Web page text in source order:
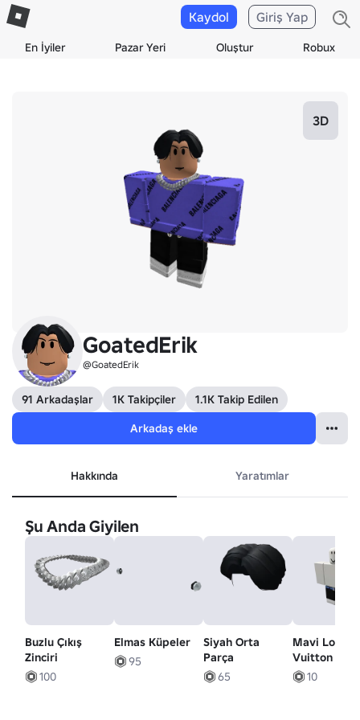
En İyiler Pazar Yeri Oluştur Robux
Kaydol Giriş Yap
3D
GoatedErik
@GoatedErik
91 Arkadaşlar 1K Takipçiler
1.1K Takip Edilen
Arkadaş ekle
Hakkında Yaratımlar
Şu Anda Giyilen
Buzlu Çıkış
Zinciri
100
Elmas Küpeler
95
Siyah Orta
Parça
65
Mavi Louis
Vuitton
Kemeri
10